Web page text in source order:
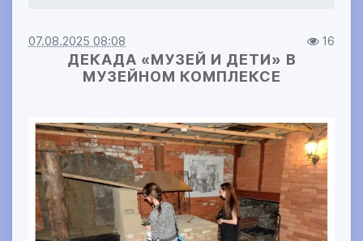
07.08.2025 08:08 16
ДЕКАДА «МУЗЕЙ И ДЕТИ» В
МУЗЕЙНОМ КОМПЛЕКСЕ